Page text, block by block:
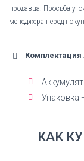
продавца. Просьба
менеджера перед
Комплектация
Упаковка
КАК